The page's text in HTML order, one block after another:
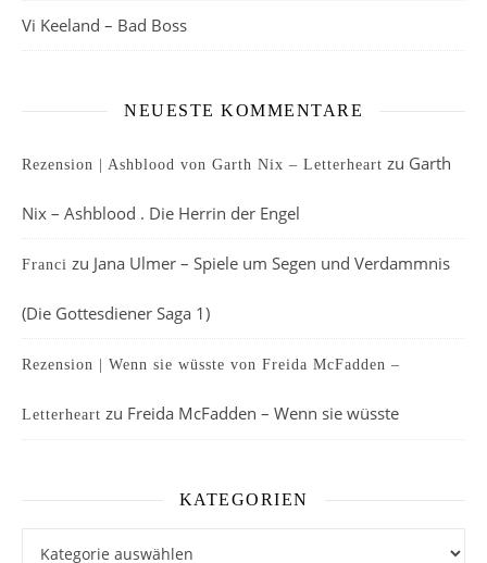
Vi Keeland – Bad Boss
NEUESTE KOMMENTARE
Rezension | Ashblood von Garth Nix – Letterheart zu Garth
Nix – Ashblood . Die Herrin der Engel
Franci zu Jana Ulmer – Spiele um Segen und Verdammnis
(Die Gottesdiener Saga 1)
Rezension | Wenn sie wüsste von Freida McFadden –
Letterheart zu Freida McFadden – Wenn sie wüsste
KATEGORIEN